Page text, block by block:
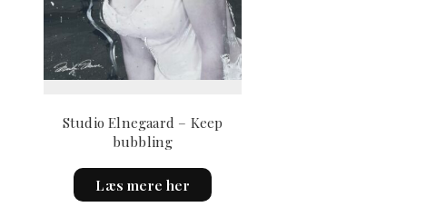
Studio Elnegaard – Keep
bubbling
Læs mere her